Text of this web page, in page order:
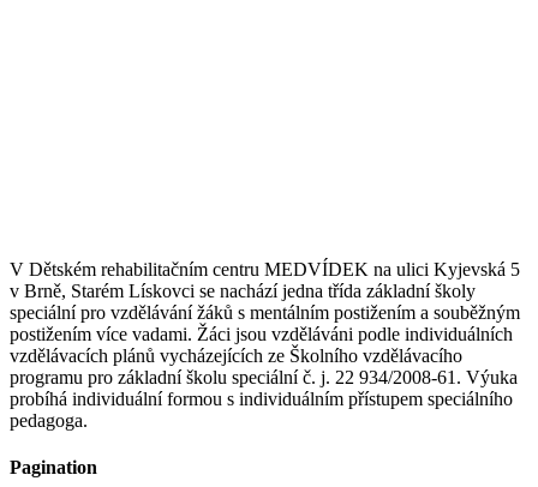
V Dětském rehabilitačním centru MEDVÍDEK na ulici Kyjevská 5
v Brně, Starém Lískovci se nachází jedna třída základní školy
speciální pro vzdělávání žáků s mentálním postižením a souběžným
postižením více vadami. Žáci jsou vzděláváni podle individuálních
vzdělávacích plánů vycházejících ze Školního vzdělávacího
programu pro základní školu speciální č. j. 22 934/2008-61. Výuka
probíhá individuální formou s individuálním přístupem speciálního
pedagoga.
Pagination